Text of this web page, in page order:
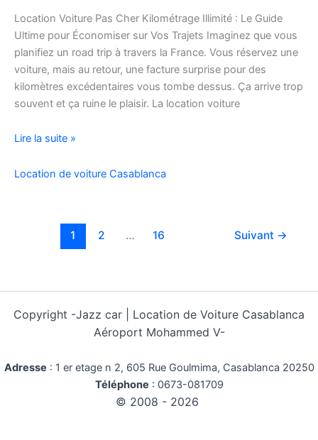
Location Voiture Pas Cher Kilométrage Illimité : Le Guide
Ultime pour Économiser sur Vos Trajets Imaginez que vous
planifiez un road trip à travers la France. Vous réservez une
voiture, mais au retour, une facture surprise pour des
kilomètres excédentaires vous tombe dessus. Ça arrive trop
souvent et ça ruine le plaisir. La location voiture
Location
Pas
Lire la suite »
Location de voiture Casablanca
1 2 … 16 Suivant →
Copyright -Jazz car | Location de Voiture Casablanca
Aéroport Mohammed V-
Adresse : 1 er etage n 2, 605 Rue Goulmima, Casablanca 20250
Téléphone : 0673-081709
© 2008 - 2026